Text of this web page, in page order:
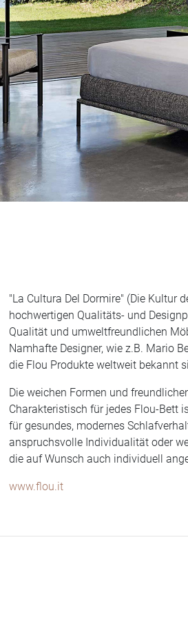
"La Cultura Del Dormire" (Die Kultur
hochwertigen Qualitäts- und
Qualität und umweltfreundlichen
Namhafte Designer, wie z.B. Mario
die Flou Produkte weltweit bekannt
Die weichen Formen und
Charakteristisch für jedes Flou-Bett
für gesundes, modernes
anspruchsvolle Individualität oder
die auf Wunsch auch individuell
www.flou.it